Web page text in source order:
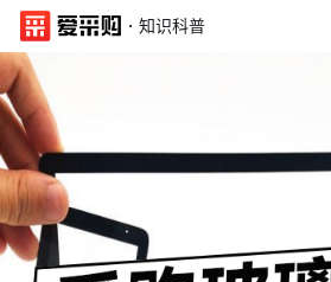
· 知识科普